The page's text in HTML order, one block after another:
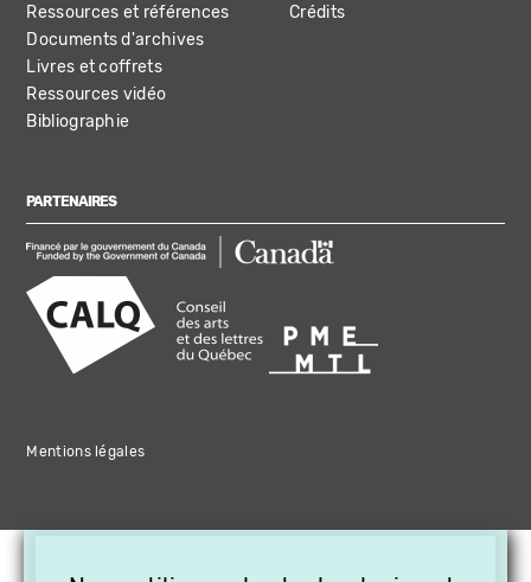
Ressources et références
Documents d'archives
Livres et coffrets
Ressources vidéo
Bibliographie
Crédits
PARTENAIRES
Mentions légales